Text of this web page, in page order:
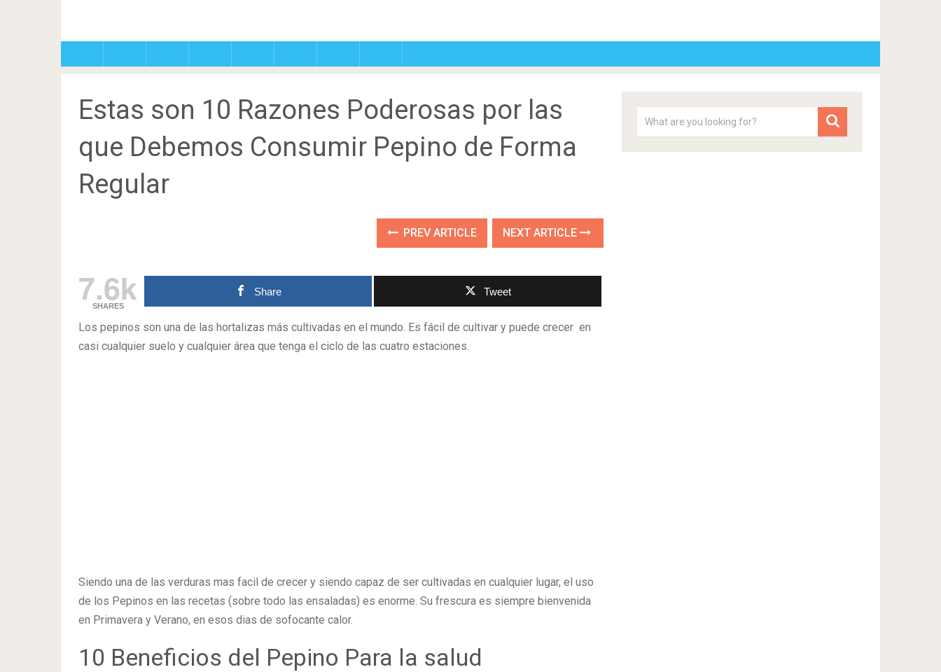
Estas son 10 Razones Poderosas por las
que Debemos Consumir Pepino de Forma
Regular
PREV ARTICLE NEXT ARTICLE
7.6k
SHARES
Share Tweet
Los pepinos son una de las hortalizas más cultivadas en el mundo. Es fácil de cultivar y puede crecer en
casi cualquier suelo y cualquier área que tenga el ciclo de las cuatro estaciones.
Siendo una de las verduras mas facil de crecer y siendo capaz de ser cultivadas en cualquier lugar, el uso
de los Pepinos en las recetas (sobre todo las ensaladas) es enorme. Su frescura es siempre bienvenida
en Primavera y Verano, en esos dias de sofocante calor.
10 Beneficios del Pepino Para la salud